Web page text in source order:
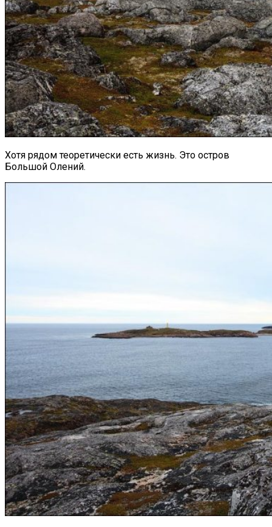
Хотя рядом теоретически есть жизнь. Это остров
Большой Олений.